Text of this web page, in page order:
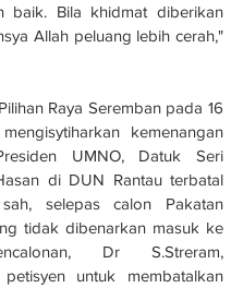
baik. Bila khidmat diberikan
Allah peluang lebih cerah,"
Raya Seremban pada 16
kemenangan
UMNO, Datuk Seri
di DUN Rantau terbatal
selepas calon Pakatan
tidak dibenarkan masuk ke
Dr S.Streram,
petisyen untuk membatalkan